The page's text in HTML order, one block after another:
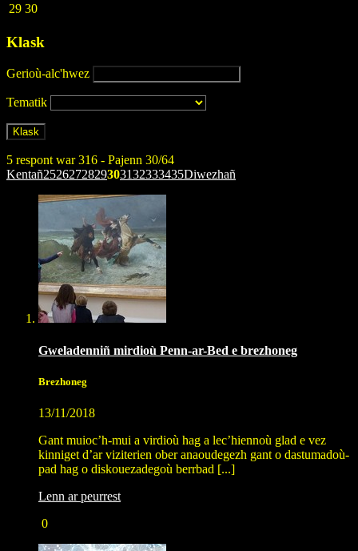
29 30
Klask
Gerioù-alc'hwez
Tematik
5 respont war 316 - Pajenn 30/64
Kentañ2526272829303132333435Diwezhañ
Gweladenniñ mirdioù Penn-ar-Bed e brezhoneg
Brezhoneg
13/11/2018
Gant muioc’h-mui a virdioù hag a lec’hiennoù glad e vez
kinniget d’ar viziterien ober anaoudegezh gant o dastumadoù-
pad hag o diskouezadegoù berrbad [...]
Lenn ar peurrest
0